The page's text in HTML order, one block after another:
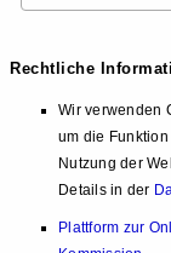
Rechtliche
Wir verwenden
um die
Nutzung der
Details in der
Plattform zur